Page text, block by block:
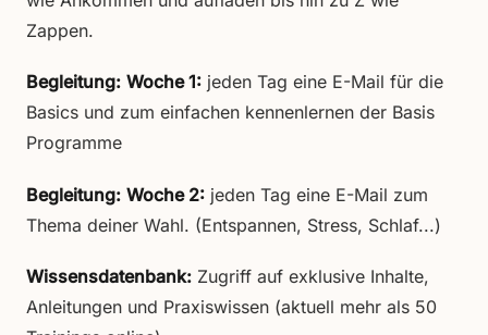
Zappen.
Begleitung: Woche 1: jeden Tag eine E-Mail für die
Basics und zum einfachen kennenlernen der Basis
Programme
Begleitung: Woche 2: jeden Tag eine E-Mail zum
Thema deiner Wahl. (Entspannen, Stress, Schlaf...)
Wissensdatenbank: Zugriff auf exklusive Inhalte,
Anleitungen und Praxiswissen (aktuell mehr als 50